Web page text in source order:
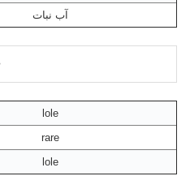
آب نبات
lole
rare
lole